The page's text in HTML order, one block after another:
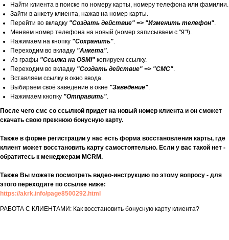
Найти клиента в поиске по номеру карты, номеру телефона или фамилии.
Зайти в анкету клиента, нажав на номер карты.
Перейти во вкладку "Создать действие" => "Изменить телефон"
Меняем номер телефона на новый (номер записываем с "9"!).
Нажимаем на кнопку "Сохранить"
Переходим во вкладку "Анкета"
Из графы "Ссылка на OSMI" копируем ссылку.
Переходим во вкладку "Создать действие" => "СМС"
Вставляем ссылку в окно ввода.
Выбираем своё заведение в окне "Заведение"
Нажимаем кнопку "Отправить"
После чего смс со ссылкой придет на новый номер клиента и он сможет
скачать свою прежнюю бонусную карту.
Также в форме регистрации у нас есть форма восстановления карты, где
клиент может восстановить карту самостоятельно. Если у вас такой нет -
обратитесь к менеджерам MCRM.
Также Вы можете посмотреть видео-инструкцию по этому вопросу - для
этого переходите по ссылке ниже:
https://akrk.info/page8500292.html
РАБОТА С КЛИЕНТАМИ: Как восстановить бонусную карту клиента?